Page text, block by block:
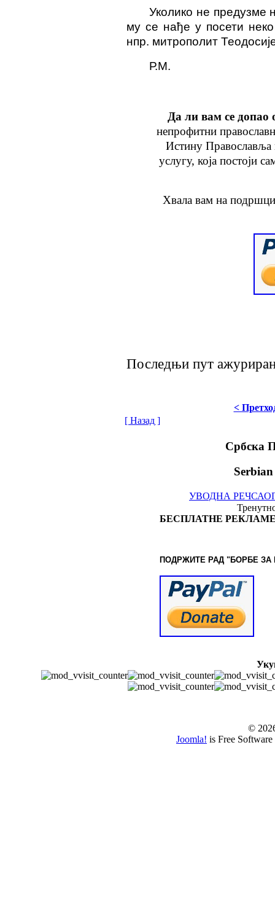
Уколико не предузме
му се нађе у посети
нпр. митрополит
Р.М.
Да ли вам се допао
непрофитни
Истину
услугу, којапостоји
Хвала вам на
Последњи пут
<
[ Назад ]
Србска
УВОДНА РЕЧ
БЕСПЛАТНЕ
ПОДРЖИТЕ РАД "БОРБЕ ЗА
©
Joomla! is Free